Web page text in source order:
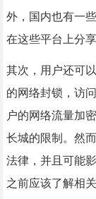
外，国内也有一
在这些平台上分
其次，用户还可
的网络封锁，访
户的网络流量加
长城的限制。然
法律，并且可能
之前应该了解相